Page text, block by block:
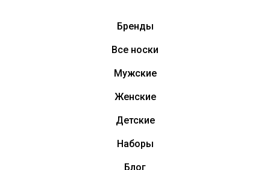
Бренды
Все носки
Мужские
Женские
Детские
Наборы
Блог